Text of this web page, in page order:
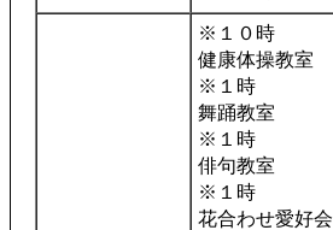
※１０時
健康体操教室
※１時
舞踊教室
※１時
俳句教室
※１時
花合わせ愛好会